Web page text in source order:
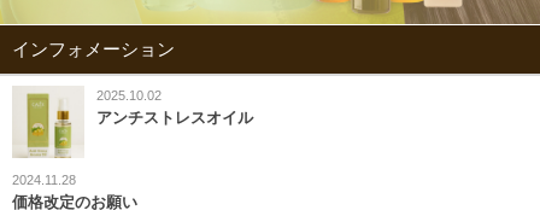
インフォメーション
2025.10.02
アンチストレスオイル
2024.11.28
価格改定のお願い